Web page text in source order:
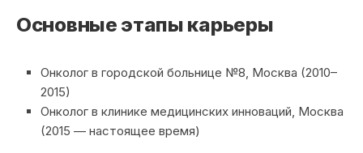
Основные этапы карьеры
Онколог в городской больнице №8, Москва (2010–
2015)
Онколог в клинике медицинских инноваций, Москва
(2015 — настоящее время)